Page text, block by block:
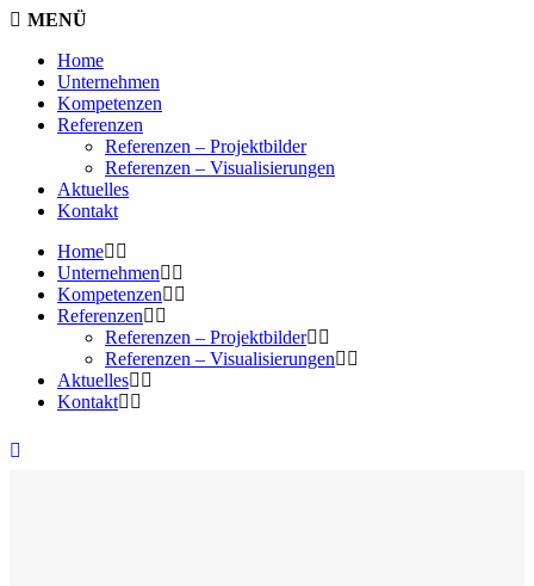
Home
Unternehmen
Kompetenzen
Referenzen
Referenzen – Projektbilder
Referenzen – Visualisierungen
Aktuelles
Kontakt
Home
Unternehmen
Kompetenzen
Referenzen
Referenzen – Projektbilder
Referenzen – Visualisierungen
Aktuelles
Kontakt